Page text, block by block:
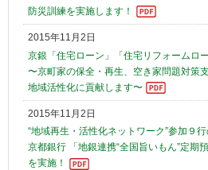
防災訓練を実施します！
2015年11月2日
京銀「住宅ローン」「住宅リフォームロ
〜京町家の保全・再生、空き家問題対策
地域活性化に貢献します〜
2015年11月2日
“地域再生・活性化ネットワーク”参加９
京都銀行 「地銀連携“全国旨いもん”定期
を実施！